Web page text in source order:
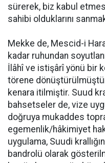
sürerek, biz kabul
sahibi olduklarını
Mekke de, Mescid-i
kadar ruhundan
İlâhî ve istişârî yönü bir
törene
kenara itilmiştir. Suud
bahsetseler de, vize
doğruya mukaddes
egemenlik/hâkimiyet
uygulama, Suudi
bandrolü olarak